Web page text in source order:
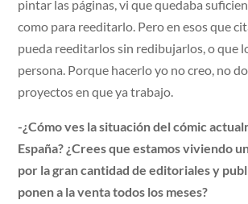
pintar las páginas, vi que quedaba
como para reeditarlo. Pero en esos que
pueda reeditarlos sin redibujarlos, o que
persona. Porque hacerlo yo no creo, no
proyectos en que ya trabajo.
-¿Cómo ves la situación del cómic
España? ¿Crees que estamos viviendo
por la gran cantidad de editoriales y
ponen a la venta todos los meses?